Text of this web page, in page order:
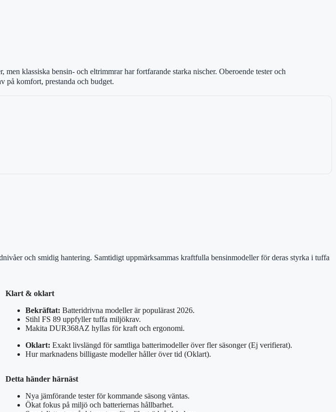
klassiska bensin- och eltrimmrar har fortfarande starka nischer. Oberoende tester och
på komfort, prestanda och budget.
och smidig hantering. Samtidigt uppmärksammas kraftfulla bensinmodeller för deras styrka i tuffa
Klart & oklart
Bekräftat: Batteridrivna modeller är populärast 2026.
Stihl FS 89 uppfyller tuffa miljökrav.
Makita DUR368AZ hyllas för kraft och ergonomi.
Oklart: Exakt livslängd för samtliga batterimodeller över fler säsonger (Ej verifierat).
Hur marknadens billigaste modeller håller över tid (Oklart).
Detta händer härnäst
Nya jämförande tester för kommande säsong väntas.
Ökat fokus på miljö och batteriernas hållbarhet.